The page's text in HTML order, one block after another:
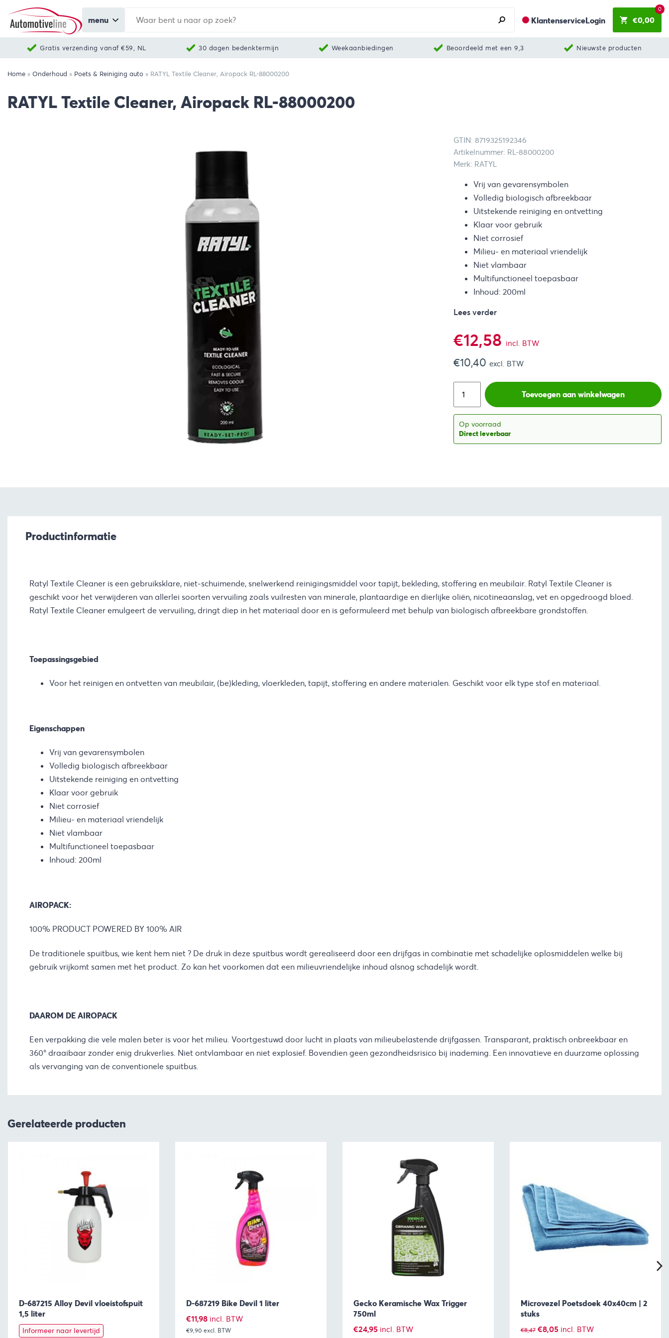
menu KlantenserviceLogin €0,00
0
Gratis verzending vanaf €59, NL 30 dagen bedenktermijn Weekaanbiedingen Beoordeeld met een 9,3 Nieuwste producten
Home » Onderhoud » Poets & Reiniging auto » RATYL Textile Cleaner, Airopack RL-88000200
RATYL Textile Cleaner, Airopack RL-88000200
GTIN: 8719325192346
Artikelnummer: RL-88000200
Merk: RATYL
Vrij van gevarensymbolen
Volledig biologisch afbreekbaar
Uitstekende reiniging en ontvetting
Klaar voor gebruik
Niet corrosief
Milieu- en materiaal vriendelijk
Niet vlambaar
Multifunctioneel toepasbaar
Inhoud: 200ml
Lees verder
€12,58 incl. BTW
€10,40 excl. BTW
Toevoegen aan winkelwagen
Op voorraad
Direct leverbaar
Productinformatie
Ratyl Textile Cleaner is een gebruiksklare, niet-schuimende, snelwerkend reinigingsmiddel voor tapijt, bekleding, stoffering en meubilair. Ratyl Textile Cleaner is
geschikt voor het verwijderen van allerlei soorten vervuiling zoals vuilresten van minerale, plantaardige en dierlijke oliën, nicotineaanslag, vet en opgedroogd bloed.
Ratyl Textile Cleaner emulgeert de vervuiling, dringt diep in het materiaal door en is geformuleerd met behulp van biologisch afbreekbare grondstoffen.
Toepassingsgebied
Voor het reinigen en ontvetten van meubilair, (be)kleding, vloerkleden, tapijt, stoffering en andere materialen. Geschikt voor elk type stof en materiaal.
Eigenschappen
Vrij van gevarensymbolen
Volledig biologisch afbreekbaar
Uitstekende reiniging en ontvetting
Klaar voor gebruik
Niet corrosief
Milieu- en materiaal vriendelijk
Niet vlambaar
Multifunctioneel toepasbaar
Inhoud: 200ml
AIROPACK:
100% PRODUCT POWERED BY 100% AIR
De traditionele spuitbus, wie kent hem niet ? De druk in deze spuitbus wordt gerealiseerd door een drijfgas in combinatie met schadelijke oplosmiddelen welke bij
gebruik vrijkomt samen met het product. Zo kan het voorkomen dat een milieuvriendelijke inhoud alsnog schadelijk wordt.
DAAROM DE AIROPACK
Een verpakking die vele malen beter is voor het milieu. Voortgestuwd door lucht in plaats van milieubelastende drijfgassen. Transparant, praktisch onbreekbaar en
360° draaibaar zonder enig drukverlies. Niet ontvlambaar en niet explosief. Bovendien geen gezondheidsrisico bij inademing. Een innovatieve en duurzame oplossing
als vervanging van de conventionele spuitbus.
Gerelateerde producten
D-687215 Alloy Devil vloeistofspuit
1,5 liter
Informeer naar levertijd
D-687219 Bike Devil 1 liter
€11,98 incl. BTW
€9,90 excl. BTW
Gecko Keramische Wax Trigger
750ml
€24,95 incl. BTW
Microvezel Poetsdoek 40x40cm | 2
stuks
€8,47 Oorspronkelijke
€8,05Huidige
incl. BTW